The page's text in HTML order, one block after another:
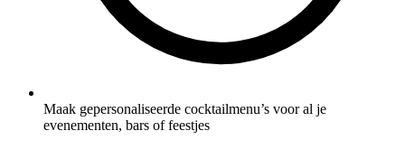
Maak gepersonaliseerde cocktailmenu’s voor al je
evenementen, bars of feestjes